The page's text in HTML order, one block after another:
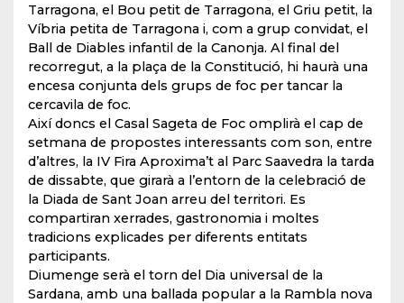
Tarragona, el Bou petit de Tarragona, el Griu petit, la
Víbria petita de Tarragona i, com a grup convidat, el
Ball de Diables infantil de la Canonja. Al final del
recorregut, a la plaça de la Constitució, hi haurà una
encesa conjunta dels grups de foc per tancar la
cercavila de foc.
Així doncs el Casal Sageta de Foc omplirà el cap de
setmana de propostes interessants com son, entre
d’altres, la IV Fira Aproxima’t al Parc Saavedra la tarda
de dissabte, que girarà a l’entorn de la celebració de
la Diada de Sant Joan arreu del territori. Es
compartiran xerrades, gastronomia i moltes
tradicions explicades per diferents entitats
participants.
Diumenge serà el torn del Dia universal de la
Sardana, amb una ballada popular a la Rambla nova